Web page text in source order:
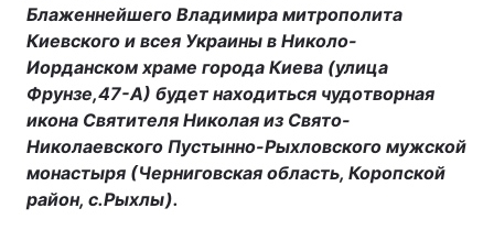
Блаженнейшего Владимира митрополита
Киевского и всея Украины в Николо-
Иорданском храме города Киева (улица
Фрунзе,47-А) будет находиться чудотворная
икона Святителя Николая из Свято-
Николаевского Пустынно-Рыхловского мужской
монастыря (Черниговская область, Коропской
район, с.Рыхлы).